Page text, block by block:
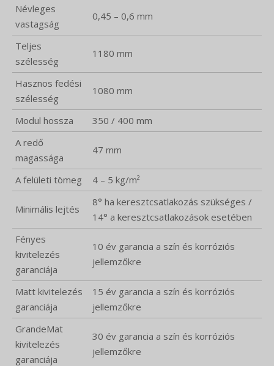
Névleges
vastagság
0,45 – 0,6 mm
Teljes
szélesség
1180 mm
Hasznos fedési
szélesség
1080 mm
Modul hossza
350 / 400 mm
A redő
magassága
47 mm
A felületi tömeg 4 – 5 kg/m²
Minimális lejtés
8° ha keresztcsatlakozás szükséges /
14° a keresztcsatlakozások esetében
Fényes
kivitelezés
garanciája
10 év garancia a szín és korróziós
jellemzőkre
Matt kivitelezés
garanciája
15 év garancia a szín és korróziós
jellemzőkre
GrandeMat
kivitelezés
garanciája
30 év garancia a szín és korróziós
jellemzőkre